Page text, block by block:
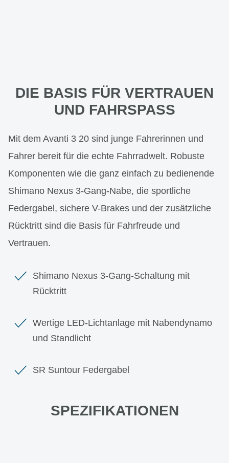
DIE BASIS FÜR VERTRAUEN
UND FAHRSPASS
Mit dem Avanti 3 20 sind junge Fahrerinnen und
Fahrer bereit für die echte Fahrradwelt. Robuste
Komponenten wie die ganz einfach zu bedienende
Shimano Nexus 3-Gang-Nabe, die sportliche
Federgabel, sichere V-Brakes und der zusätzliche
Rücktritt sind die Basis für Fahrfreude und
Vertrauen.
Shimano Nexus 3-Gang-Schaltung mit
Rücktritt
Wertige LED-Lichtanlage mit Nabendynamo
und Standlicht
SR Suntour Federgabel
SPEZIFIKATIONEN